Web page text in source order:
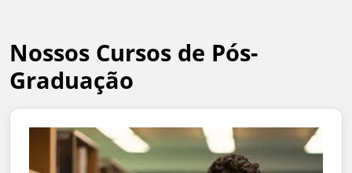
Nossos Cursos de Pós-
Graduação